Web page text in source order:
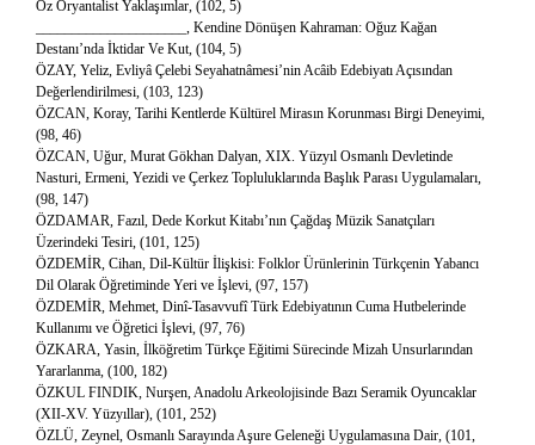
Öz Oryantalist Yaklaşımlar, (102, 5)
_____________________, Kendine Dönüşen Kahraman: Oğuz Kağan
Destanı’nda İktidar Ve Kut, (104, 5)
ÖZAY, Yeliz, Evliyâ Çelebi Seyahatnâmesi’nin Acâib Edebiyatı Açısından
Değerlendirilmesi, (103, 123)
ÖZCAN, Koray, Tarihi Kentlerde Kültürel Mirasın Korunması Birgi Deneyimi,
(98, 46)
ÖZCAN, Uğur, Murat Gökhan Dalyan, XIX. Yüzyıl Osmanlı Devletinde
Nasturi, Ermeni, Yezidi ve Çerkez Topluluklarında Başlık Parası Uygulamaları,
(98, 147)
ÖZDAMAR, Fazıl, Dede Korkut Kitabı’nın Çağdaş Müzik Sanatçıları
Üzerindeki Tesiri, (101, 125)
ÖZDEMİR, Cihan, Dil-Kültür İlişkisi: Folklor Ürünlerinin Türkçenin Yabancı
Dil Olarak Öğretiminde Yeri ve İşlevi, (97, 157)
ÖZDEMİR, Mehmet, Dinî-Tasavvufî Türk Edebiyatının Cuma Hutbelerinde
Kullanımı ve Öğretici İşlevi, (97, 76)
ÖZKARA, Yasin, İlköğretim Türkçe Eğitimi Sürecinde Mizah Unsurlarından
Yararlanma, (100, 182)
ÖZKUL FINDIK, Nurşen, Anadolu Arkeolojisinde Bazı Seramik Oyuncaklar
(XII-XV. Yüzyıllar), (101, 252)
ÖZLÜ, Zeynel, Osmanlı Sarayında Aşure Geleneği Uygulamasına Dair, (101,